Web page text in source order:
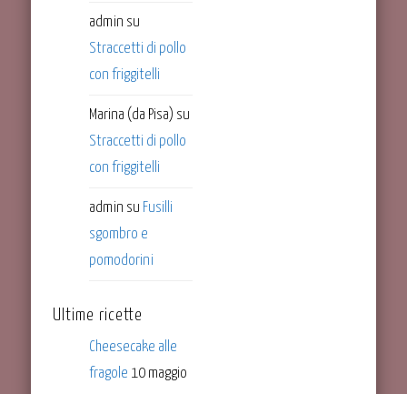
admin su
Straccetti di pollo
con friggitelli
Marina (da Pisa) su
Straccetti di pollo
con friggitelli
admin su Fusilli
sgombro e
pomodorini
Ultime ricette
Cheesecake alle
fragole 10 maggio